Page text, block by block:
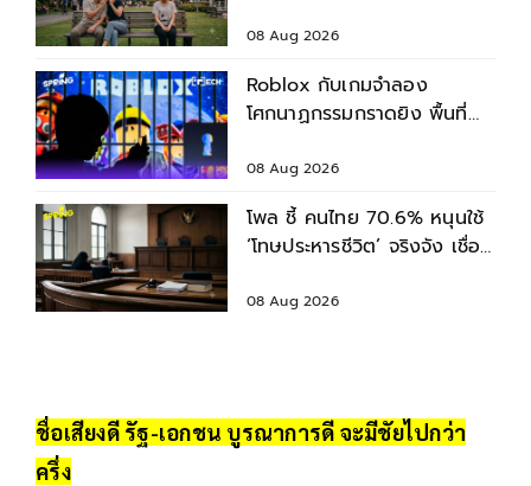
08 Aug 2026
Roblox กับเกมจำลอง
โศกนาฏกรรมกราดยิง พื้นที่
08 Aug 2026
โพล ชี้ คนไทย 70.6% หนุนใช้
‘โทษประหารชีวิต’ จริงจัง เชื่อ
08 Aug 2026
ชื่อเสียงดี รัฐ-เอกชน บูรณาการดี จะมีชัยไปกว่า
ครึ่ง